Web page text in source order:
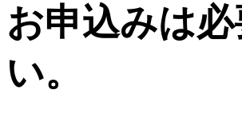
お申込みは
い。